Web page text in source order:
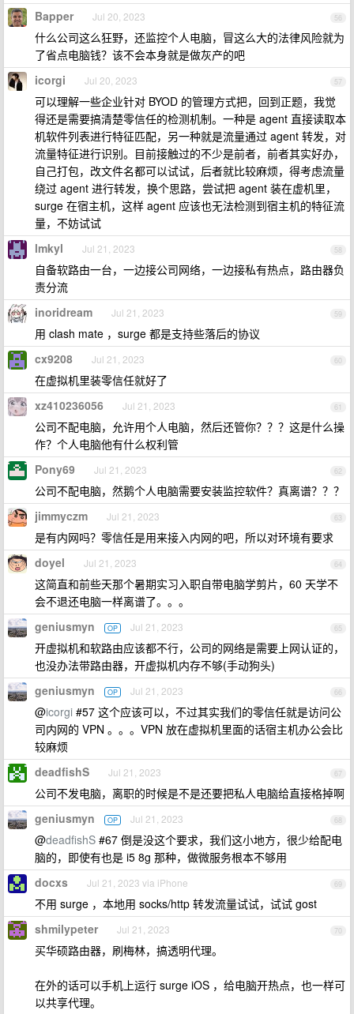
56
Bapper Jul 20, 2023
什么公司这么狂野，还监控个人电脑，冒这么大的法律风险就为
了省点电脑钱？该不会本身就是做灰产的吧
57
icorgi Jul 20, 2023
可以理解一些企业针对 BYOD 的管理方式把，回到正题，我觉
得还是需要搞清楚零信任的检测机制。一种是 agent 直接读取本
机软件列表进行特征匹配，另一种就是流量通过 agent 转发，对
流量特征进行识别。目前接触过的不少是前者，前者其实好办，
自己打包，改文件名都可以试试，后者就比较麻烦，得考虑流量
绕过 agent 进行转发，换个思路，尝试把 agent 装在虚机里，
surge 在宿主机，这样 agent 应该也无法检测到宿主机的特征流
量，不妨试试
58
lmkyl Jul 21, 2023
自备软路由一台，一边接公司网络，一边接私有热点，路由器负
责分流
59
inoridream Jul 21, 2023
用 clash mate ，surge 都是支持些落后的协议
60
cx9208 Jul 21, 2023
在虚拟机里装零信任就好了
61
xz410236056 Jul 21, 2023
公司不配电脑，允许用个人电脑，然后还管你？？？这是什么操
作？个人电脑他有什么权利管
62
Pony69 Jul 21, 2023
公司不配电脑，然鹅个人电脑需要安装监控软件？真离谱？？？
63
jimmyczm Jul 21, 2023
是有内网吗？零信任是用来接入内网的吧，所以对环境有要求
64
doyel Jul 21, 2023
这简直和前些天那个暑期实习入职自带电脑学剪片，60 天学不
会不退还电脑一样离谱了。。。
65
geniusmyn OP Jul 21, 2023
开虚拟机和软路由应该都不行，公司的网络是需要上网认证的，
也没办法带路由器，开虚拟机内存不够(手动狗头)
66
geniusmyn OP Jul 21, 2023
@icorgi #57 这个应该可以，不过其实我们的零信任就是访问公
司内网的 VPN 。。。VPN 放在虚拟机里面的话宿主机办公会比
较麻烦
67
deadfishS Jul 21, 2023
公司不发电脑，离职的时候是不是还要把私人电脑给直接格掉啊
68
geniusmyn OP Jul 21, 2023
@deadfishS #67 倒是没这个要求，我们这小地方，很少给配电
脑的，即使有也是 i5 8g 那种，做微服务根本不够用
69
docxs Jul 21, 2023 via iPhone
不用 surge ，本地用 socks/http 转发流量试试，试试 gost
70
shmilypeter Jul 21, 2023
买华硕路由器，刷梅林，搞透明代理。
在外的话可以手机上运行 surge iOS ，给电脑开热点，也一样可
以共享代理。